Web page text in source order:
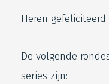
Heren
De volgende
series zijn: